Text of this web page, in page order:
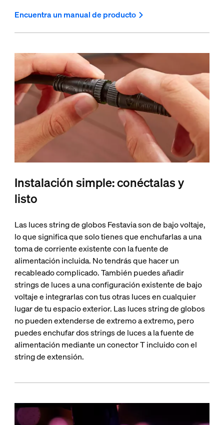
Encuentra un manual de producto
Instalación simple: conéctalas y
listo
Las luces string de globos Festavia son de bajo voltaje,
lo que significa que solo tienes que enchufarlas a una
toma de corriente existente con la fuente de
alimentación incluida. No tendrás que hacer un
recableado complicado. También puedes añadir
strings de luces a una configuración existente de bajo
voltaje e integrarlas con tus otras luces en cualquier
lugar de tu espacio exterior. Las luces string de globos
no pueden extenderse de extremo a extremo, pero
puedes enchufar dos strings de luces a la fuente de
alimentación mediante un conector T incluido con el
string de extensión.